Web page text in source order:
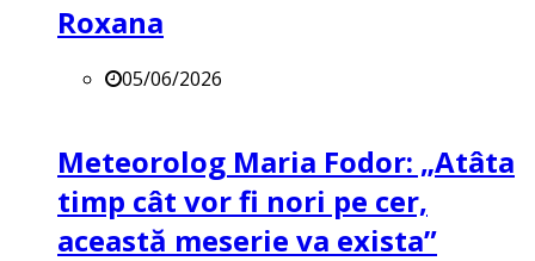
Roxana
05/06/2026
Meteorolog Maria Fodor: „Atâta
timp cât vor fi nori pe cer,
această meserie va exista”